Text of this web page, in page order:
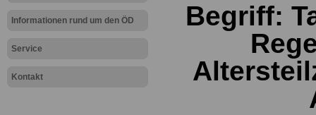
Informationen rund um den ÖD
Service
Kontakt
Begriff: